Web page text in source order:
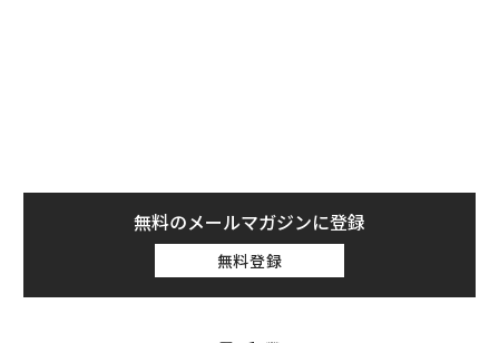
無料のメールマガジンに登録
無料登録